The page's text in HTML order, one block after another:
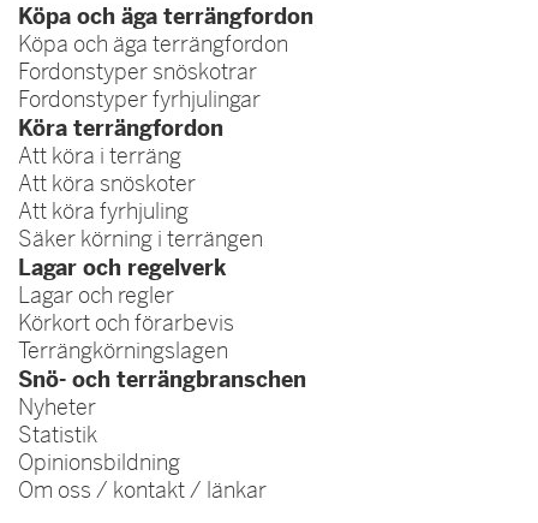
Köpa och äga terrängfordon
Köpa och äga terrängfordon
Fordonstyper snöskotrar
Fordonstyper fyrhjulingar
Köra terrängfordon
Att köra i terräng
Att köra snöskoter
Att köra fyrhjuling
Säker körning i terrängen
Lagar och regelverk
Lagar och regler
Körkort och förarbevis
Terrängkörningslagen
Snö- och terrängbranschen
Nyheter
Statistik
Opinionsbildning
Om oss / kontakt / länkar